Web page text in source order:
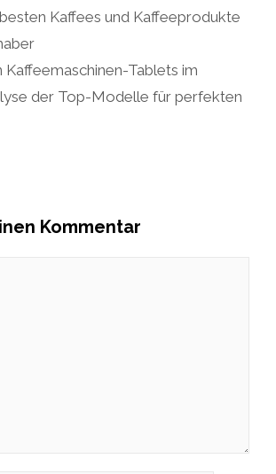
Kaffees und Kaffeeprodukte
Kaffeemaschinen-Tablets im
der Top-Modelle für perfekten
Kommentar